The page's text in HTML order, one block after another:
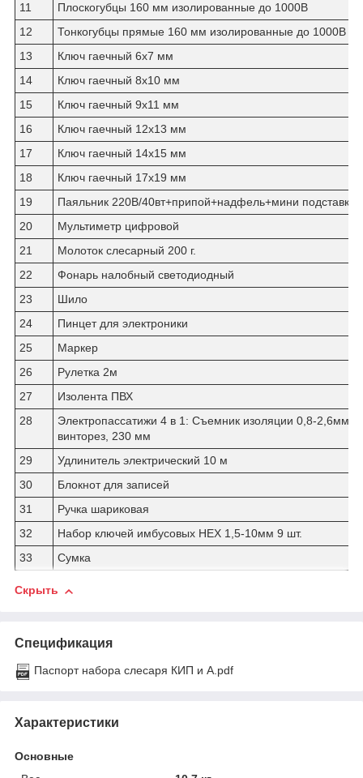
11
Плоскогубцы 160 мм изолированные до 1000В
12
Тонкогубцы прямые 160 мм изолированные до 1000В
13
Ключ гаечный 6х7 мм
14
Ключ гаечный 8х10 мм
15
Ключ гаечный 9х11 мм
16
Ключ гаечный 12х13 мм
17
Ключ гаечный 14х15 мм
18
Ключ гаечный 17х19 мм
19
Паяльник 220В/40вт+припой+надфель+мини подставка
20
Мультиметр цифровой
21
Молоток слесарный 200 г.
22
Фонарь налобный светодиодный
23
Шило
24
Пинцет для электроники
25
Маркер
26
Рулетка 2м
27
Изолента ПВХ
28
Электропассатижи 4 в 1: Съемник изоляции 0,8-2,6мм,
винторез, 230 мм
29
Удлинитель электрический 10 м
30
Блокнот для записей
31
Ручка шариковая
32
Набор ключей имбусовых HEX 1,5-10мм 9 шт.
33
Сумка
Скрыть
Спецификация
Паспорт набора cлесаря КИП и А.pdf
Характеристики
Основные